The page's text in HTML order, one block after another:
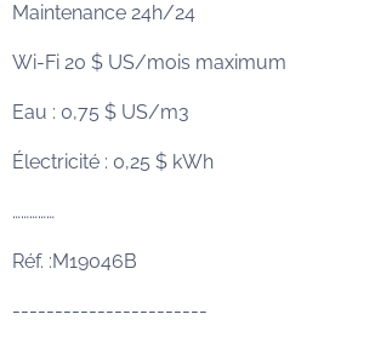
Maintenance 24h/24
Wi-Fi 20 $ US/mois maximum
Eau : 0,75 $ US/m3
Électricité : 0,25 $ kWh
……………
Réf. :M19046B
-----------------------